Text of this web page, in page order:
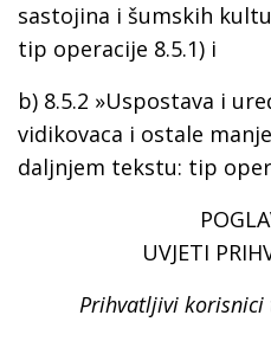
sastojina i šumskih
tip operacije 8.5.1) i
b) 8.5.2 »Uspostava i
vidikovaca i ostale
daljnjem tekstu: tip
UVJETI
Prihvatljivi korisnici